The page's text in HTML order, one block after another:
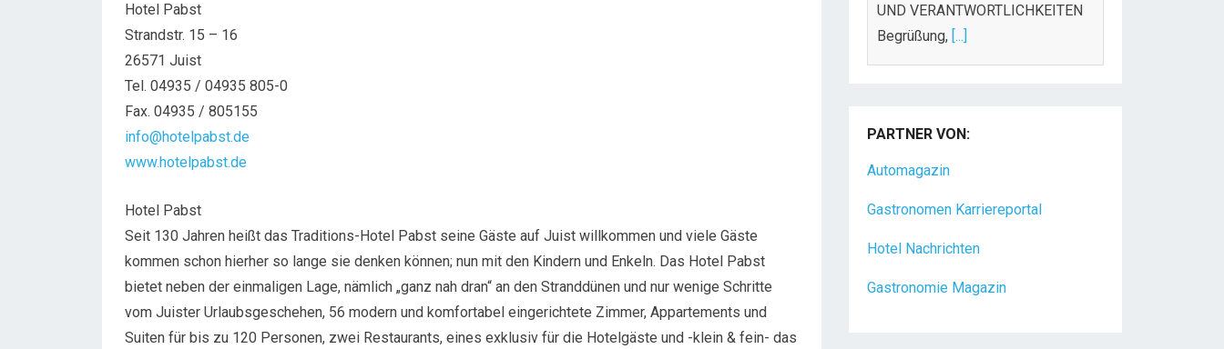
Hotel Pabst
Strandstr. 15 – 16
26571 Juist
Tel. 04935 / 04935 805-0
Fax. 04935 / 805155
info@hotelpabst.de
www.hotelpabst.de
Hotel Pabst
Seit 130 Jahren heißt das Traditions-Hotel Pabst seine Gäste auf Juist willkommen und viele Gäste
kommen schon hierher so lange sie denken können; nun mit den Kindern und Enkeln. Das Hotel Pabst
bietet neben der einmaligen Lage, nämlich „ganz nah dran“ an den Stranddünen und nur wenige Schritte
vom Juister Urlaubsgeschehen, 56 modern und komfortabel eingerichtete Zimmer, Appartements und
Suiten für bis zu 120 Personen, zwei Restaurants, eines exklusiv für die Hotelgäste und -klein & fein- das
UND VERANTWORTLICHKEITEN
Begrüßung, [...]
Das Kronenschlösschen, ein
familiengeführtes 4-Sterne Hotel
Minuten von Frankfurt entfernt, ist
[...]
PARTNER VON:
Automagazin
Gastronomen Karriereportal
Hotel Nachrichten
Gastronomie Magazin